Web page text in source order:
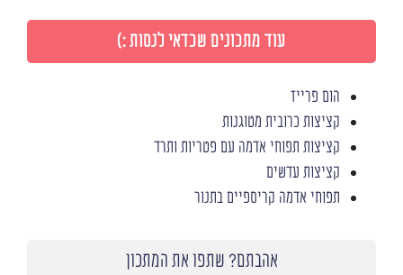
עוד מתכונים שכדאי לנסות :)
הום פרייז
קציצות כרובית מטוגנות
קציצות תפוחי אדמה עם פטריות ותרד
קציצות עדשים
תפוחי אדמה קריספיים בתנור
אהבתם? שתפו את המתכון